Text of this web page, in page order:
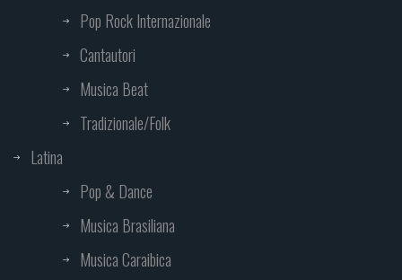
Pop Rock Internazionale
Cantautori
Musica Beat
Tradizionale/Folk
Latina
Pop & Dance
Musica Brasiliana
Musica Caraibica